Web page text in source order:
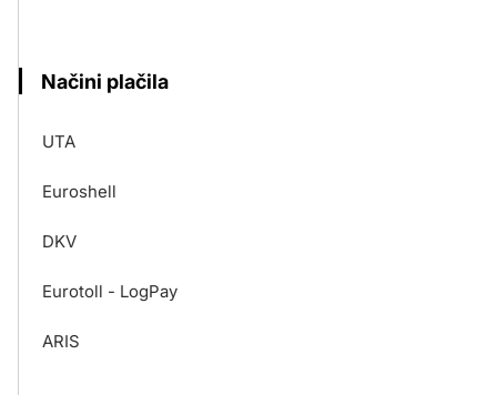
Načini plačila
UTA
Euroshell
DKV
Eurotoll - LogPay
ARIS